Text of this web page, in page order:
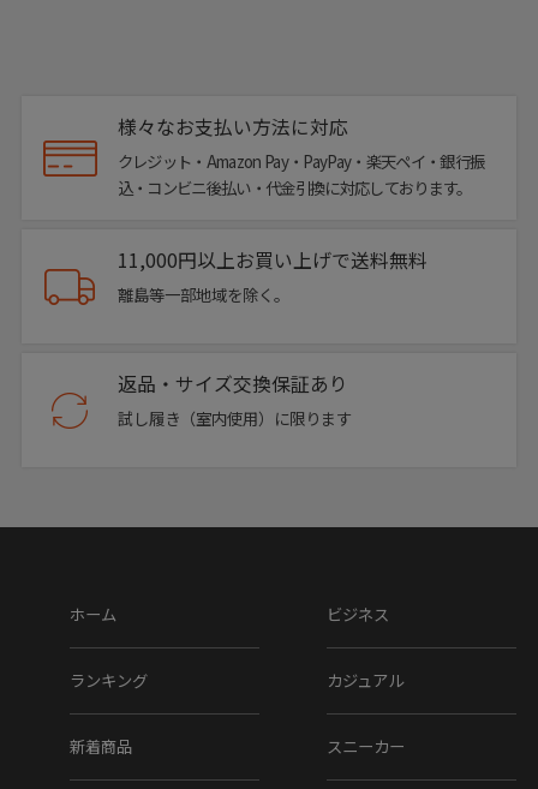
様々なお支払い方法に対応
クレジット・Amazon Pay・PayPay・楽天ペイ・銀行振
込・コンビニ後払い・代金引換に対応しております。
11,000円以上お買い上げで送料無料
離島等一部地域を除く。
返品・サイズ交換保証あり
試し履き（室内使用）に限ります
ホーム
ランキング
新着商品
ビジネス
カジュアル
スニーカー